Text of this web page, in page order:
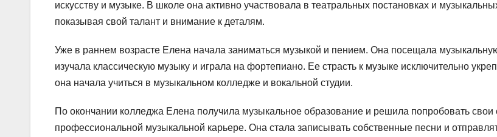
искусству и музыке. В школе она активно участвовала в театральных постановках и
показывая свой талант и внимание к деталям.
Уже в раннем возрасте Елена начала заниматься музыкой и пением. Она посещала
изучала классическую музыку и играла на фортепиано. Ее страсть к музыке исключительно
она начала учиться в музыкальном колледже и вокальной студии.
По окончании колледжа Елена получила музыкальное образование и решила попробовать свои
профессиональной музыкальной карьере. Она стала записывать собственные песни и